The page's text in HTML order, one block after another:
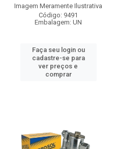
Imagem Meramente Ilustrativa
Código: 9491
Embalagem: UN
Faça seu login ou
cadastre-se para
ver preços e
comprar